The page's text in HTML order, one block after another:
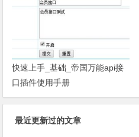
快速上手_基础_帝国万能api接
口插件使用手册
最近更新过的文章